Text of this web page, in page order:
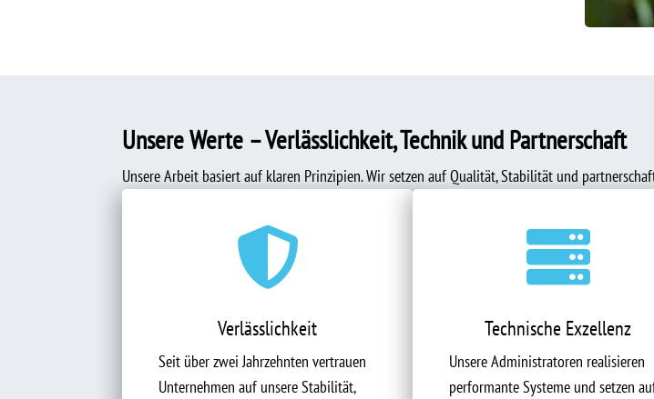
Unsere Werte – Verlässlichkeit, Technik und Partnerschaft
Unsere Arbeit basiert auf klaren Prinzipien. Wir setzen auf Qualität, Stabilität und

Verlässlichkeit
Seit über zwei Jahrzehnten vertrauen
Unternehmen auf unsere Stabilität,

Technische Exzellenz
Unsere Administratoren realisieren
performante Systeme und setzen